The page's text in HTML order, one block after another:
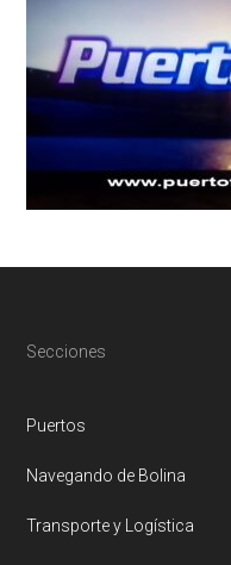
Footer
Secciones
Puertos
Navegando de Bolina
Transporte y Logística